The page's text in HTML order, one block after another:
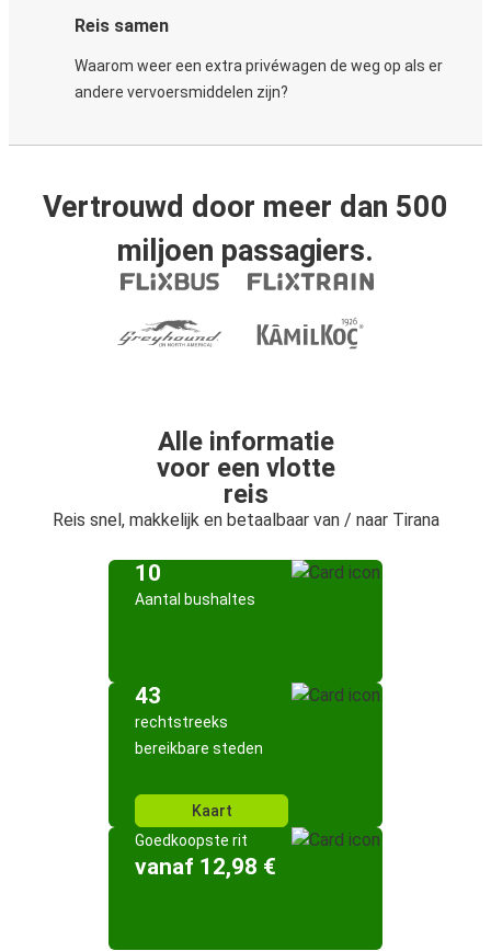
Reis samen
Waarom weer een extra privéwagen de weg op als er
andere vervoersmiddelen zijn?
Vertrouwd door meer dan 500
miljoen passagiers.
Alle informatie
voor een vlotte
reis
Reis snel, makkelijk en betaalbaar van / naar Tirana
10
Aantal bushaltes
43
rechtstreeks
bereikbare steden
Kaart
Goedkoopste rit
vanaf 12,98 €